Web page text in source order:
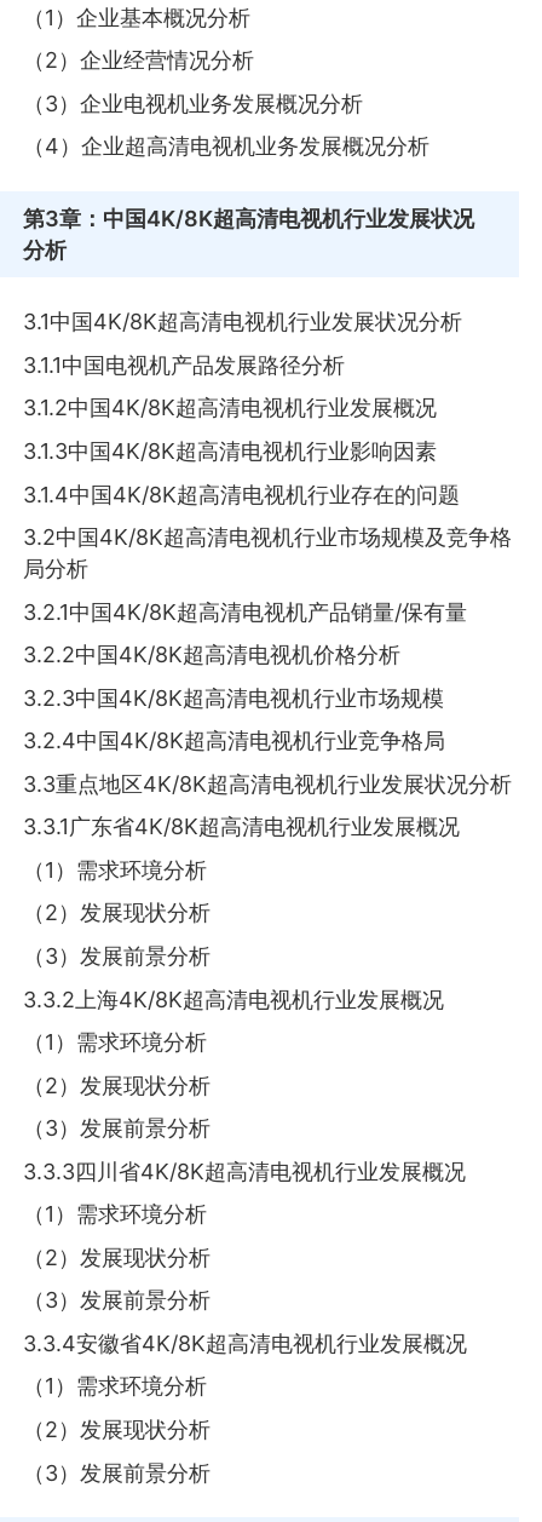
（1）企业基本概况分析
（2）企业经营情况分析
（3）企业电视机业务发展概况分析
（4）企业超高清电视机业务发展概况分析
第3章 ：中国4K/8K超高清电视机行业发展状况
分析
3.1中国4K/8K超高清电视机行业发展状况分析
3.1.1中国电视机产品发展路径分析
3.1.2中国4K/8K超高清电视机行业发展概况
3.1.3中国4K/8K超高清电视机行业影响因素
3.1.4中国4K/8K超高清电视机行业存在的问题
3.2中国4K/8K超高清电视机行业市场规模及竞争格
局分析
3.2.1中国4K/8K超高清电视机产品销量/保有量
3.2.2中国4K/8K超高清电视机价格分析
3.2.3中国4K/8K超高清电视机行业市场规模
3.2.4中国4K/8K超高清电视机行业竞争格局
3.3重点地区4K/8K超高清电视机行业发展状况分析
3.3.1广东省4K/8K超高清电视机行业发展概况
（1）需求环境分析
（2）发展现状分析
（3）发展前景分析
3.3.2上海4K/8K超高清电视机行业发展概况
（1）需求环境分析
（2）发展现状分析
（3）发展前景分析
3.3.3四川省4K/8K超高清电视机行业发展概况
（1）需求环境分析
（2）发展现状分析
（3）发展前景分析
3.3.4安徽省4K/8K超高清电视机行业发展概况
（1）需求环境分析
（2）发展现状分析
（3）发展前景分析